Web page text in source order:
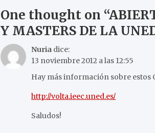
One thought on “
Y MASTERS DE LA
Nuria dice:
13 noviembre 2012 a las 12:55
Hay más información sobre estos
http://volta.ieec.uned.es/
Saludos!